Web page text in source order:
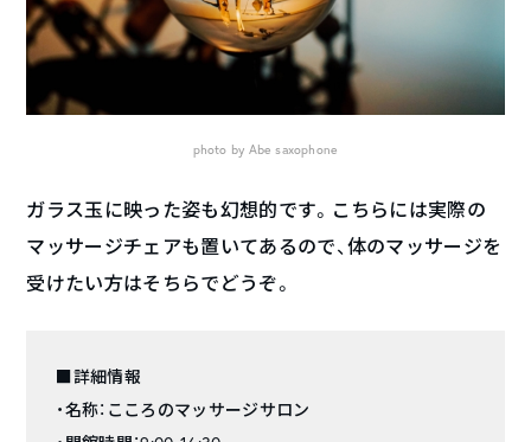
photo by Abe saxophone
ガラス玉に映った姿も幻想的です。こちらには実際の
マッサージチェアも置いてあるので、体のマッサージを
受けたい方はそちらでどうぞ。
■詳細情報
・名称：こころのマッサージサロン